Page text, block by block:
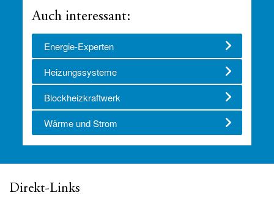
Auch interessant:
Energie-Experten
Heizungssysteme
Blockheizkraftwerk
Wärme und Strom
Direkt-Links